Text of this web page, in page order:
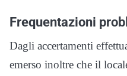
Frequentazioni
Dagli accertamenti
emerso inoltre che il